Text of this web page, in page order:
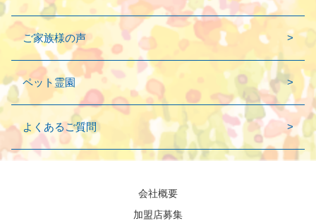
ご家族様の声
ペット霊園
よくあるご質問
会社概要
加盟店募集